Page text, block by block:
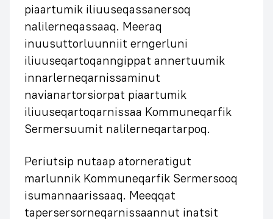
piaartumik iliuuseqassanersoq
nalilerneqassaaq. Meeraq
inuusuttorluunniit erngerluni
iliuuseqartoqanngippat annertuumik
innarlerneqarnissaminut
navianartorsiorpat piaartumik
iliuuseqartoqarnissaa Kommuneqarfik
Sermersuumit nalilerneqartarpoq.
Periutsip nutaap atorneratigut
marlunnik Kommuneqarfik Sermersooq
isumannaarissaaq. Meeqqat
tapersersorneqarnissaannut inatsit